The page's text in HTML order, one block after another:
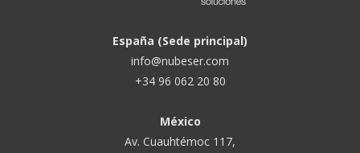
España (Sede principal)
info@nubeser.com
+34 96 062 20 80
México
Av. Cuauhtémoc 117,